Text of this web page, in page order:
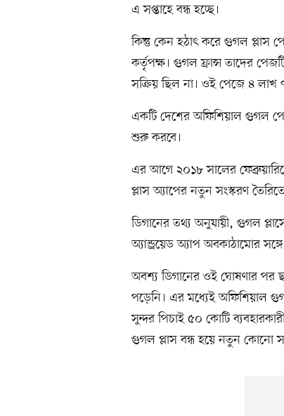
এ সপ্তাহে বন্ধ হচ্ছে।
কিন্তু কেন হঠাৎ করে গুগল প্লাস
কর্তৃপক্ষ। গুগল ফ্রান্স তাদের
সক্রিয় ছিল না। ওই পেজে ৪
একটি দেশের অফিশিয়াল গুগল
শুরু করবে।
এর আগে ২০১৮ সালের
প্লাস অ্যাপের নতুন সংস্করণ
ডিগানের তথ্য অনুযায়ী, গুগল
অ্যান্ড্রয়েড অ্যাপ অবকাঠামোর
অবশ্য ডিগানের ওই ঘোষণার
পড়েনি। এর মধ্যেই অফিশিয়াল
সুন্দর পিচাই ৫০ কোটি
গুগল প্লাস বন্ধ হয়ে নতুন কোনো